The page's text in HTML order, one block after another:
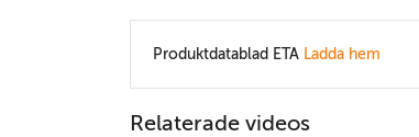
Produktdatablad ETA Ladda hem
Relaterade videos